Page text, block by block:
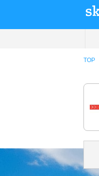
TOP